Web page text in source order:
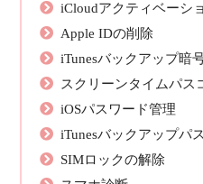
iCloudアクティベーシ
Apple IDの削除
iTunesバックアップ暗
スクリーンタイムパス
iOSパスワード管理
iTunesバックアップパ
SIMロックの解除